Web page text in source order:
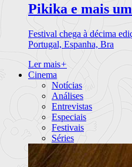
Pikika e mais
Festival chega à décima
Portugal, Espanha, Bra
Ler mais+
Cinema
Notícias
Análises
Entrevistas
Especiais
Festivais
Séries